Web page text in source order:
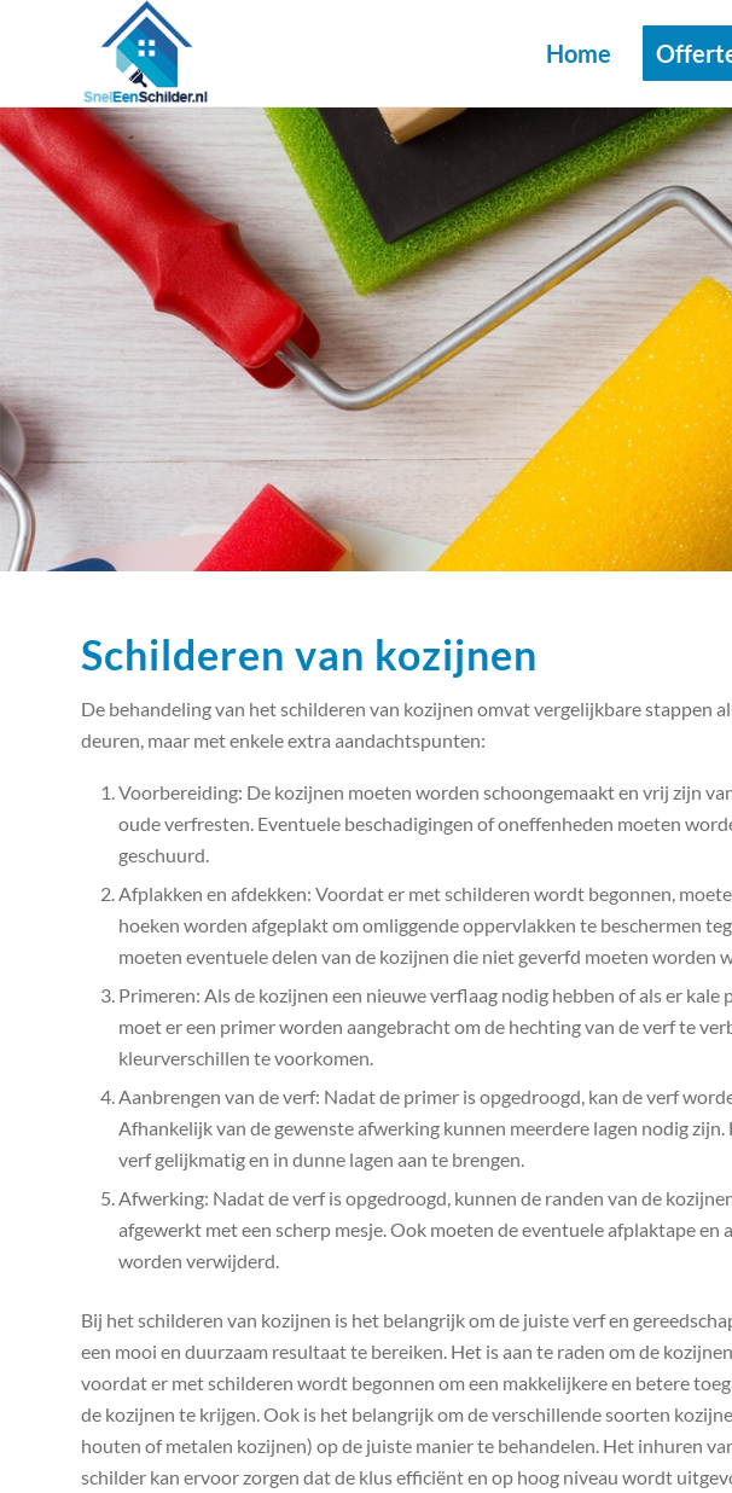
Home
Schilderen van kozijnen
De behandeling van het schilderen van kozijnen omvat vergelijkbare stappen
deuren, maar met enkele extra aandachtspunten:
Voorbereiding: De kozijnen moeten worden schoongemaakt en vrij zijn
oude verfresten. Eventuele beschadigingen of oneffenheden moeten
geschuurd.
Afplakken en afdekken: Voordat er met schilderen wordt begonnen,
hoeken worden afgeplakt om omliggende oppervlakken te beschermen
moeten eventuele delen van de kozijnen die niet geverfd moeten worden
Primeren: Als de kozijnen een nieuwe verflaag nodig hebben of als er kale
moet er een primer worden aangebracht om de hechting van de verf te
kleurverschillen te voorkomen.
Aanbrengen van de verf: Nadat de primer is opgedroogd, kan de verf
Afhankelijk van de gewenste afwerking kunnen meerdere lagen nodig
verf gelijkmatig en in dunne lagen aan te brengen.
Afwerking: Nadat de verf is opgedroogd, kunnen de randen van de
afgewerkt met een scherp mesje. Ook moeten de eventuele afplaktape en
worden verwijderd.
Bij het schilderen van kozijnen is het belangrijk om de juiste verf en
een mooi en duurzaam resultaat te bereiken. Het is aan te raden om de
voordat er met schilderen wordt begonnen om een makkelijkere en betere
de kozijnen te krijgen. Ook is het belangrijk om de verschillende soorten
houten of metalen kozijnen) op de juiste manier te behandelen. Het inhuren
schilder kan ervoor zorgen dat de klus efficiënt en op hoog niveau wordt